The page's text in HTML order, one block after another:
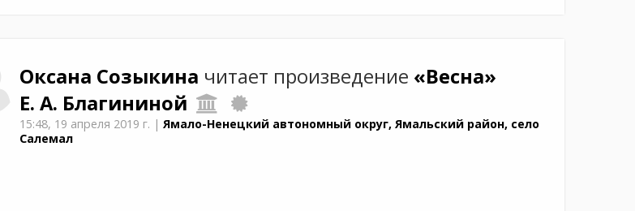
Оксана Созыкина читает произведение «Весна»
Е. А. Благининой
15:48, 19 апреля 2019 г. | Ямало-Ненецкий автономный округ, Ямальский район, село
Салемал